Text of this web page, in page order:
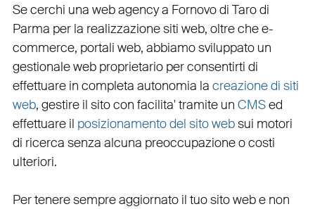
Se cerchi una web agency a Fornovo di Tarodi
Parma per la realizzazione siti web, oltre chee-
commerce, portali web, abbiamo sviluppato un
gestionale webproprietario per consentirti di
effettuare in completa autonomia la creazione di siti
web, gestire il sito con facilita' tramite un CMSed
effettuare il posizionamento del sito websui motori
di ricerca senza alcuna preoccupazione o costi
ulteriori.
Per tenere sempre aggiornato il tuo sito web e non